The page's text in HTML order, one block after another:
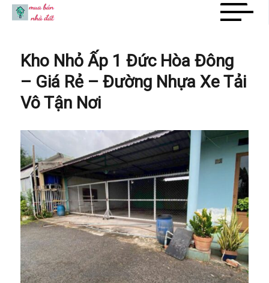
Kho Nhỏ Ấp 1 Đức Hòa Đông
– Giá Rẻ – Đường Nhựa Xe Tải
Vô Tận Nơi